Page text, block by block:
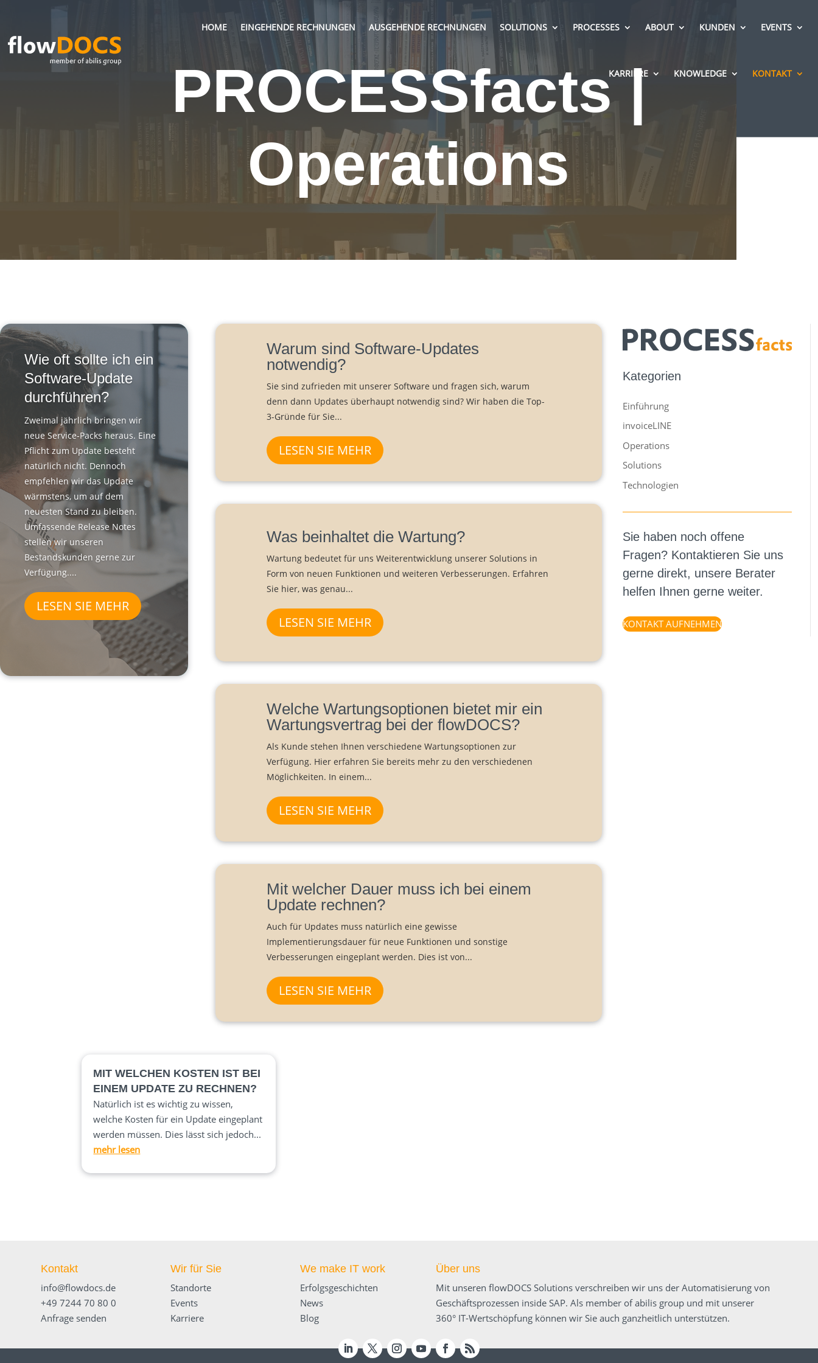
HOME EINGEHENDE RECHNUNGEN AUSGEHENDE RECHNUNGEN SOLUTIONS PROCESSES ABOUT KUNDEN EVENTS
KARRIERE KNOWLEDGE KONTAKT
PROCESSfacts |
Operations
Wie oft sollte ich ein
Software-Update
durchführen?
Zweimal jährlich bringen wir
neue Service-Packs heraus. Eine
Pflicht zum Update besteht
natürlich nicht. Dennoch
empfehlen wir das Update
wärmstens, um auf dem
neuesten Stand zu bleiben.
Umfassende Release Notes
stellen wir unseren
Bestandskunden gerne zur
Verfügung....
LESEN SIE MEHR
Warum sind Software-Updates
notwendig?
Sie sind zufrieden mit unserer Software und fragen sich, warum
denn dann Updates überhaupt notwendig sind? Wir haben die Top-
3-Gründe für Sie...
LESEN SIE MEHR
Was beinhaltet die Wartung?
Wartung bedeutet für uns Weiterentwicklung unserer Solutions in
Form von neuen Funktionen und weiteren Verbesserungen. Erfahren
Sie hier, was genau...
LESEN SIE MEHR
Welche Wartungsoptionen bietet mir ein
Wartungsvertrag bei der flowDOCS?
Als Kunde stehen Ihnen verschiedene Wartungsoptionen zur
Verfügung. Hier erfahren Sie bereits mehr zu den verschiedenen
Möglichkeiten. In einem...
LESEN SIE MEHR
Mit welcher Dauer muss ich bei einem
Update rechnen?
Auch für Updates muss natürlich eine gewisse
Implementierungsdauer für neue Funktionen und sonstige
Verbesserungen eingeplant werden. Dies ist von...
LESEN SIE MEHR
Kategorien
Einführung
invoiceLINE
Operations
Solutions
Technologien
Sie haben noch offene
Fragen? Kontaktieren Sie uns
gerne direkt, unsere Berater
helfen Ihnen gerne weiter.
KONTAKT AUFNEHMEN
MIT WELCHEN KOSTEN IST BEI
EINEM UPDATE ZU RECHNEN?
Natürlich ist es wichtig zu wissen,
welche Kosten für ein Update eingeplant
werden müssen. Dies lässt sich jedoch...
mehr lesen
Kontakt
info@flowdocs.de
+49 7244 70 80 0
Anfrage senden
Wir für Sie
Standorte
Events
Karriere
We make IT work
Erfolgsgeschichten
News
Blog
Über uns
Mit unseren flowDOCS Solutions verschreiben wir uns der Automatisierung von
Geschäftsprozessen inside SAP. Als member of abilis group und mit unserer
360° IT-Wertschöpfung können wir Sie auch ganzheitlich unterstützen.